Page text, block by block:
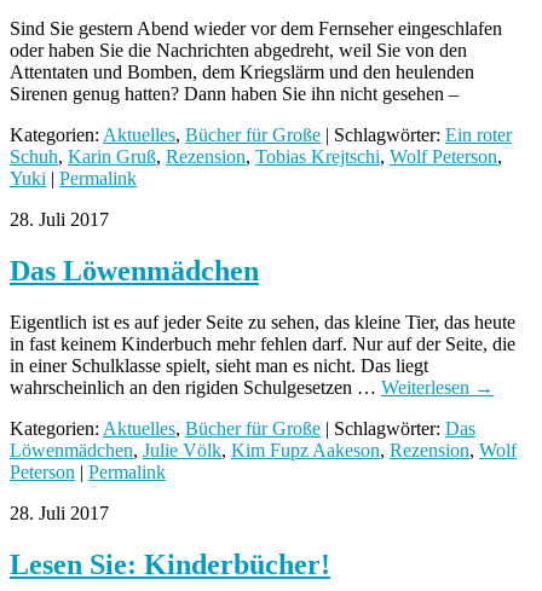
Sind Sie gestern Abend wieder vor dem Fernseher eingeschlafen
oder haben Sie die Nachrichten abgedreht, weil Sie von den
Attentaten und Bomben, dem Kriegslärm und den heulenden
Sirenen genug hatten? Dann haben Sie ihn nicht gesehen –
Kategorien: Aktuelles, Bücher für Große | Schlagwörter: Ein roter
Schuh, Karin Gruß, Rezension, Tobias Krejtschi, Wolf Peterson,
Yuki
Permalink
28. Juli 2017
Das Löwenmädchen
Eigentlich ist es auf jeder Seite zu sehen, das kleine Tier, das heute
in fast keinem Kinderbuch mehr fehlen darf. Nur auf der Seite, die
in einer Schulklasse spielt, sieht man es nicht. Das liegt
wahrscheinlich an den rigiden Schulgesetzen … Weiterlesen →
Kategorien: Aktuelles, Bücher für Große | Schlagwörter: Das
Löwenmädchen, Julie Völk, Kim Fupz Aakeson, Rezension, Wolf
Peterson | Permalink
28. Juli 2017
Lesen Sie: Kinderbücher!